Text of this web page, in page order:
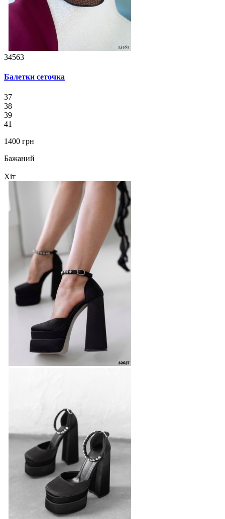
34563
Балетки сеточка
37
38
39
41
1400 грн
Бажаний
Хіт